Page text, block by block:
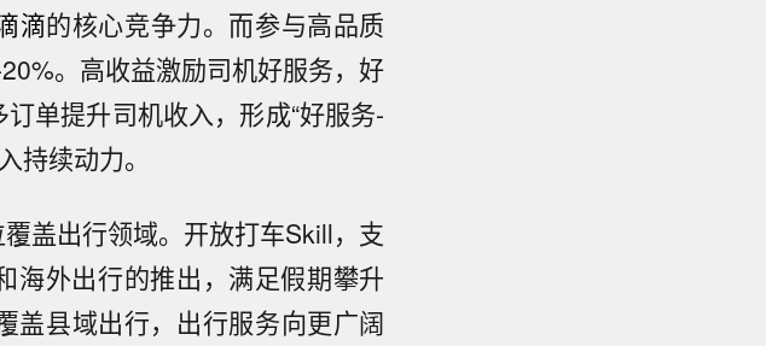
滴的核心竞争力。而参与高品质
。高收益激励司机好服务，好
单提升司机收入，形成“好服务-
持续动力。
盖出行领域。开放打车Skill，支
海外出行的推出，满足假期攀升
盖县域出行，出行服务向更广阔